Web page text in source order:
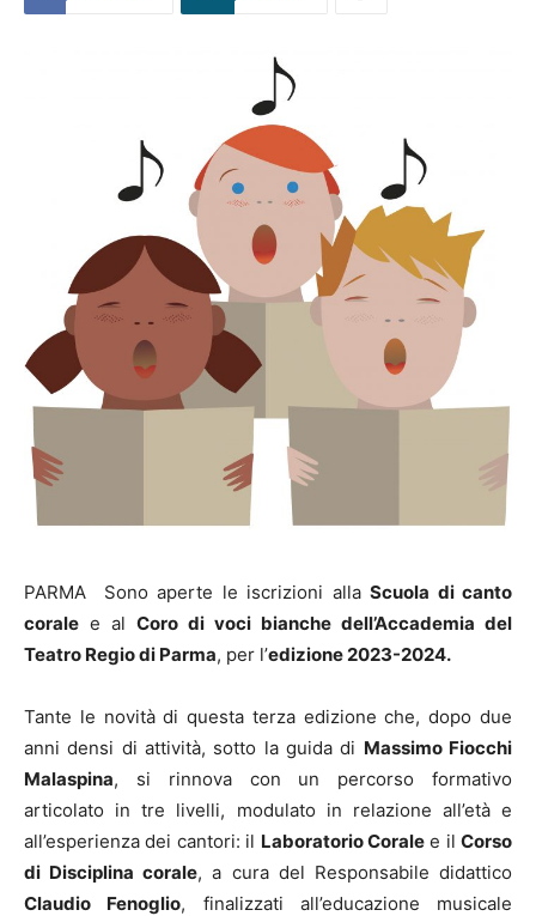
PARMA Sono aperte le iscrizioni allaScuola di canto
corale e al Coro di voci bianche dell’Accademia del
Teatro Regio di Parma, per l’edizione 2023-2024.
Tante le novità di questa terza edizione che, dopo due
anni densi di attività, sotto la guida di Massimo Fiocchi
Malaspina, si rinnova con un percorso formativo
articolato in tre livelli, modulato in relazione all’età e
all’esperienza dei cantori: il Laboratorio Coralee il Corso
di Disciplina corale, a cura del Responsabile didattico
Claudio Fenoglio, finalizzati all’educazione musicale